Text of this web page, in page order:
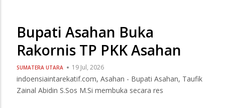
Bupati Asahan Buka
Rakornis TP PKK Asahan
SUMATERA UTARA 19 Jul, 2026
indoensiaintarekatif.com, Asahan - Bupati Asahan, Taufik
Zainal Abidin S.Sos M.Si membuka secara res